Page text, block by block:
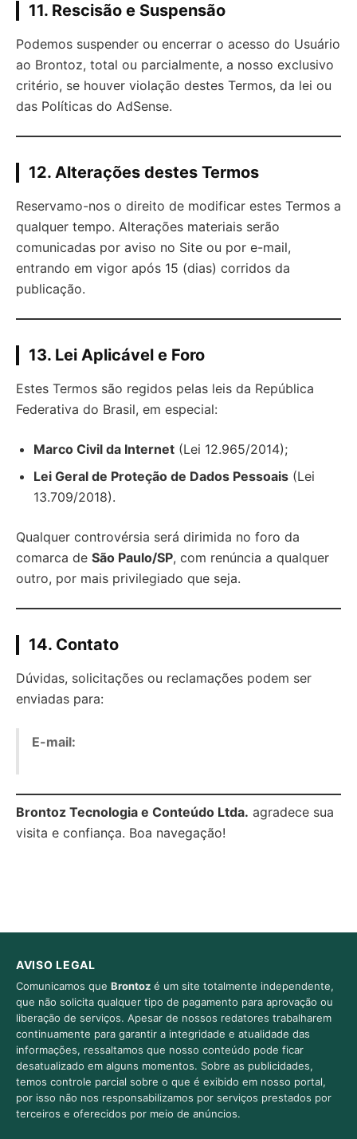
11. Rescisão e Suspensão
Podemos suspender ou encerrar o acesso do Usuário
ao Brontoz, total ou parcialmente, a nosso exclusivo
critério, se houver violação destes Termos, da lei ou
das Políticas do AdSense.
12. Alterações destes Termos
Reservamo-nos o direito de modificar estes Termos a
qualquer tempo. Alterações materiais serão
comunicadas por aviso no Site ou por e-mail,
entrando em vigor após 15 (dias) corridos da
publicação.
13. Lei Aplicável e Foro
Estes Termos são regidos pelas leis da República
Federativa do Brasil, em especial:
Marco Civil da Internet (Lei 12.965/2014);
Lei Geral de Proteção de Dados Pessoais (Lei
13.709/2018).
Qualquer controvérsia será dirimida no foro da
comarca de São Paulo/SP, com renúncia a qualquer
outro, por mais privilegiado que seja.
14. Contato
Dúvidas, solicitações ou reclamações podem ser
enviadas para:
E-mail:
Brontoz Tecnologia e Conteúdo Ltda. agradece sua
visita e confiança. Boa navegação!
AVISO LEGAL
Comunicamos que Brontoz é um site totalmente independente,
que não solicita qualquer tipo de pagamento para aprovação ou
liberação de serviços. Apesar de nossos redatores trabalharem
continuamente para garantir a integridade e atualidade das
informações, ressaltamos que nosso conteúdo pode ficar
desatualizado em alguns momentos. Sobre as publicidades,
temos controle parcial sobre o que é exibido em nosso portal,
por isso não nos responsabilizamos por serviços prestados por
terceiros e oferecidos por meio de anúncios.